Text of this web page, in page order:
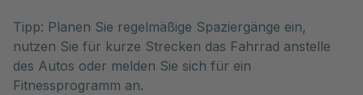
Tipp: Planen Sie regelmäßige Spaziergänge ein,
nutzen Sie für kurze Strecken das Fahrrad anstelle
des Autos oder melden Sie sich für ein
Fitnessprogramm an.